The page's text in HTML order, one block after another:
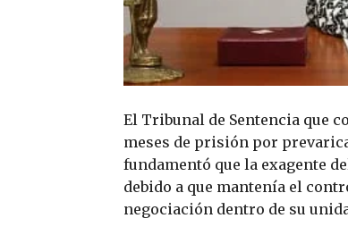
El Tribunal de Sentencia que
meses de prisión por
fundamentó que la exagente
debido a que mantenía el
negociación dentro de su